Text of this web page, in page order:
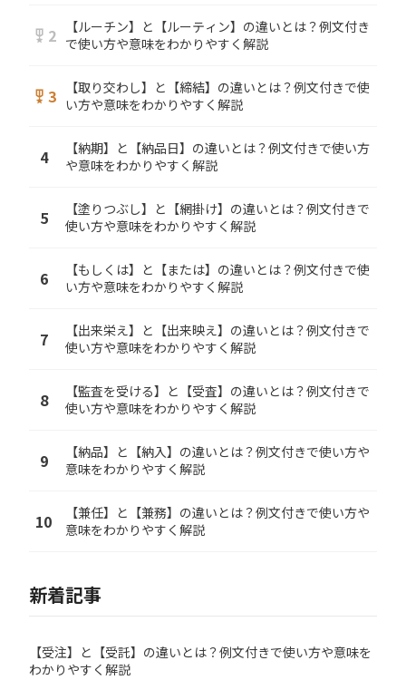
military_tech 2
【ルーチン】と【ルーティン】の違いとは？例文付き
で使い方や意味をわかりやすく解説
military_tech 3
【取り交わし】と【締結】の違いとは？例文付きで使
い方や意味をわかりやすく解説
4
【納期】と【納品日】の違いとは？例文付きで使い方
や意味をわかりやすく解説
5
【塗りつぶし】と【網掛け】の違いとは？例文付きで
使い方や意味をわかりやすく解説
6
【もしくは】と【または】の違いとは？例文付きで使
い方や意味をわかりやすく解説
7
【出来栄え】と【出来映え】の違いとは？例文付きで
使い方や意味をわかりやすく解説
8
【監査を受ける】と【受査】の違いとは？例文付きで
使い方や意味をわかりやすく解説
9
【納品】と【納入】の違いとは？例文付きで使い方や
意味をわかりやすく解説
10
【兼任】と【兼務】の違いとは？例文付きで使い方や
意味をわかりやすく解説
新着記事
【受注】と【受託】の違いとは？例文付きで使い方や意味を
わかりやすく解説